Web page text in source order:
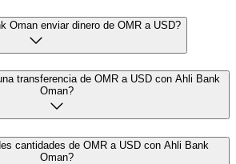
Oman enviar dinero de OMR a USD?
transferencia de OMR a USD con Ahli Bank
Oman?
cantidades de OMR a USD con Ahli Bank
Oman?